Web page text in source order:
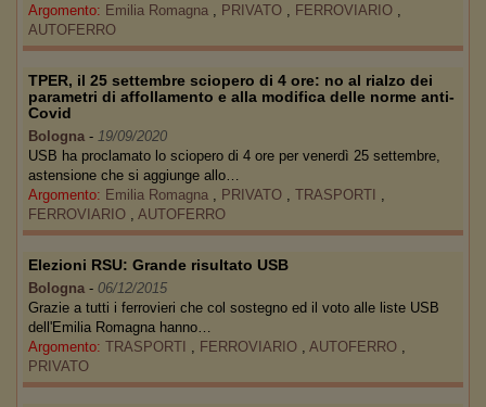
Argomento: Emilia Romagna , PRIVATO , FERROVIARIO ,
AUTOFERRO
TPER, il 25 settembre sciopero di 4 ore: no al rialzo dei
parametri di affollamento e alla modifica delle norme anti-
Covid
Bologna - 19/09/2020
USB ha proclamato lo sciopero di 4 ore per venerdì 25 settembre,
astensione che si aggiunge allo…
Argomento: Emilia Romagna , PRIVATO , TRASPORTI ,
FERROVIARIO , AUTOFERRO
Elezioni RSU: Grande risultato USB
Bologna - 06/12/2015
Grazie a tutti i ferrovieri che col sostegno ed il voto alle liste USB
dell'Emilia Romagna hanno…
Argomento: TRASPORTI , FERROVIARIO , AUTOFERRO ,
PRIVATO